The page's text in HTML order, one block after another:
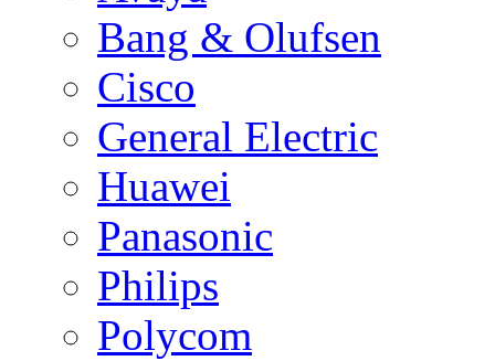
Bang & Olufsen
Cisco
General Electric
Huawei
Panasonic
Philips
Polycom